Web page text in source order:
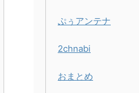
ぷぅアンテナ
2chnabi
おまとめ